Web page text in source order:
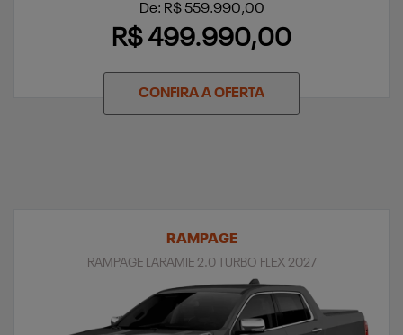
De: R$ 559.990,00
R$ 499.990,00
CONFIRA A OFERTA
RAMPAGE
RAMPAGE LARAMIE 2.0 TURBO FLEX 2027